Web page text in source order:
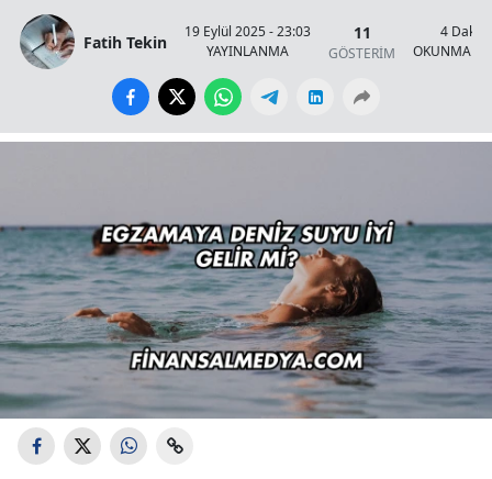
Fatih Tekin
19 Eylül 2025 - 23:03
YAYINLANMA
11
GÖSTERİM
4 Dakika
OKUNMA